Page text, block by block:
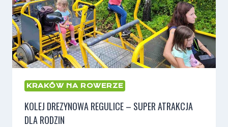
KRAKÓW NA ROWERZE
KOLEJ DREZYNOWA REGULICE – SUPER ATRAKCJA
DLA RODZIN